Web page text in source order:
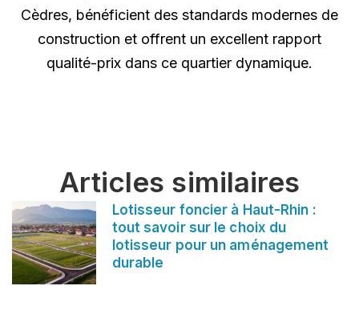
Cèdres, bénéficient des standards modernes de
construction et offrent un excellent rapport
qualité-prix dans ce quartier dynamique.
Articles similaires
Lotisseur foncier à Haut-Rhin :
tout savoir sur le choix du
lotisseur pour un aménagement
durable